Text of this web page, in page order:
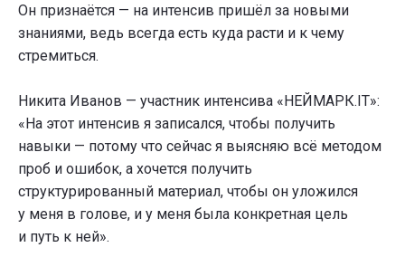
Он признаётся — на интенсив пришёл за новыми
знаниями, ведь всегда есть куда расти и к чему
стремиться.
Никита Иванов — участник интенсива «НЕЙМАРК.IТ»:
«На этот интенсив я записался, чтобы получить
навыки — потому что сейчас я выясняю всё методом
проб и ошибок, а хочется получить
структурированный материал, чтобы он уложился
у меня в голове, и у меня была конкретная цель
и путь к ней».